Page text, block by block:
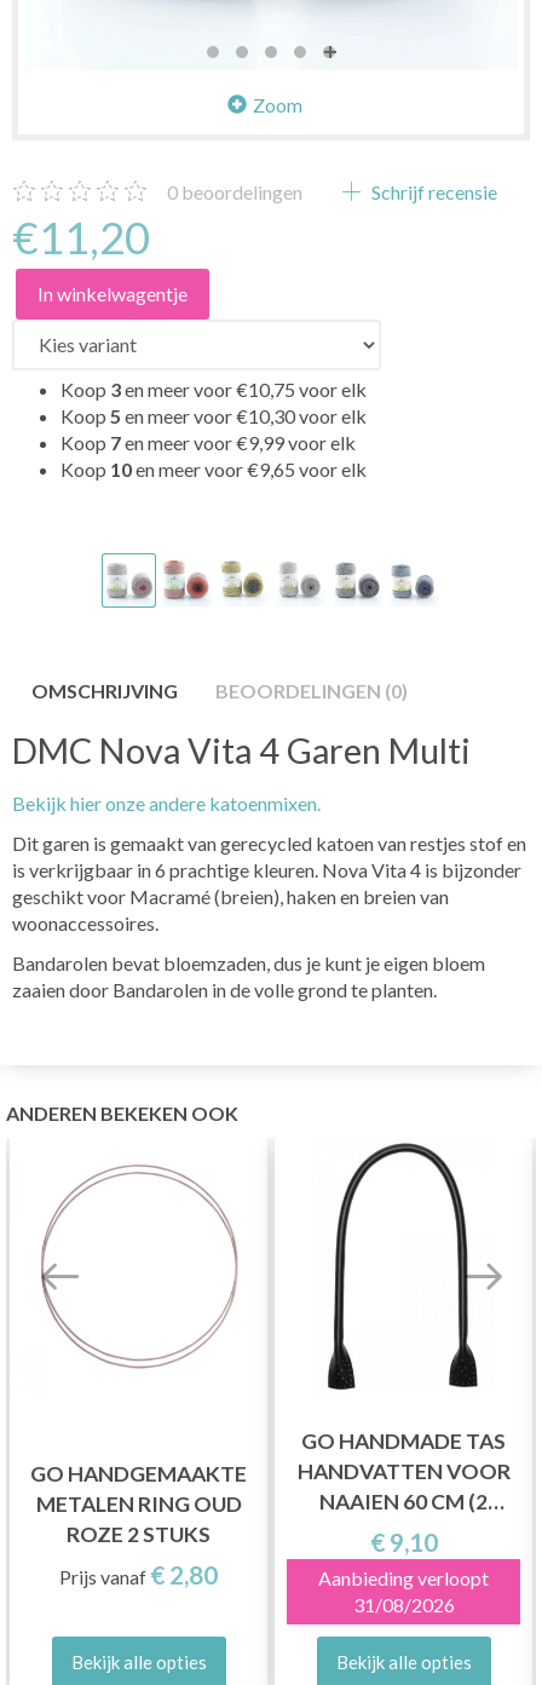
Zoom
0 beoordelingen Schrijf recensie
€11,20
In winkelwagentje
Koop 3en meer voor€10,75 voor elk
Koop 5 en meer voor€10,30voor elk
Koop 7en meer voor€9,99voor elk
Koop 10en meer voor€9,65 voor elk
OMSCHRIJVING BEOORDELINGEN (0)
DMC Nova Vita 4 Garen Multi
Bekijk hier onze andere katoenmixen.
Dit garen is gemaakt van gerecycled katoen van restjes stof en
is verkrijgbaar in 6 prachtige kleuren. Nova Vita 4 is bijzonder
geschikt voor Macramé (breien), haken en breien van
woonaccessoires.
Bandarolen bevat bloemzaden, dus je kunt je eigen bloem
zaaien door Bandarolen in de volle grond te planten.
ANDEREN BEKEKEN OOK
GO HANDGEMAAKTE
METALEN RING OUD
ROZE 2 STUKS
Prijs vanaf € 2,80
Bekijk alle opties
GO HANDMADE TAS
HANDVATTEN VOOR
NAAIEN 60 CM (2
STUKS)
€ 9,10
Aanbieding verloopt
31/08/2026
Bekijk alle opties